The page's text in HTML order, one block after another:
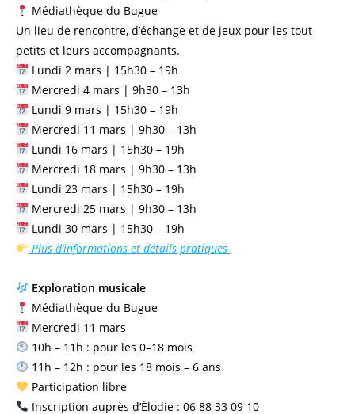
Médiathèque du Bugue
Un lieu de rencontre, d’échange et de jeux pour les tout-
petits et leurs accompagnants.
Lundi 2 mars | 15h30 – 19h
Mercredi 4 mars | 9h30 – 13h
Lundi 9 mars | 15h30 – 19h
Mercredi 11 mars | 9h30 – 13h
Lundi 16 mars | 15h30 – 19h
Mercredi 18 mars | 9h30 – 13h
Lundi 23 mars | 15h30 – 19h
Mercredi 25 mars | 9h30 – 13h
Lundi 30 mars | 15h30 – 19h
Plus d’informations et détails pratiques
Exploration musicale
Médiathèque du Bugue
Mercredi 11 mars
10h – 11h : pour les 0–18 mois
11h – 12h : pour les 18 mois – 6 ans
Participation libre
Inscription auprès d’Élodie : 06 88 33 09 10